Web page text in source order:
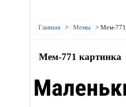
Главная > Мемы > Мем-771
Мем-771 картинка